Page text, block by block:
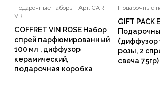
Подарочные наборы · Арт: CAR-
VR
COFFRET VIN ROSE Набор
спрей парфюмированный
100 мл , диффузор
керамический,
подарочная коробка
Подарочные
GIFT PACK
(диффузор
розы, 2
свеча 75гр)